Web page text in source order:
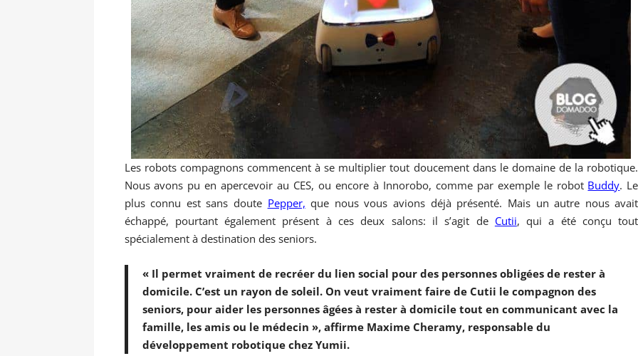
Les robots compagnons commencent à se multiplier tout doucement dans le domaine de la robotique.
Nous avons pu en apercevoir au CES, ou encore à Innorobo, comme par exemple le robot Buddy. Le
plus connu est sans doute Pepper, que nous vous avions déjà présenté. Mais un autre nous avait
échappé, pourtant également présent à ces deux salons: il s’agit de Cutii, qui a été conçu tout
spécialement à destination des seniors.
« Il permet vraiment de recréer du lien social pour des personnes obligées de rester à
domicile. C’est un rayon de soleil. On veut vraiment faire de Cutii le compagnon des
seniors, pour aider les personnes âgées à rester à domicile tout en communicant avec la
famille, les amis ou le médecin », affirme Maxime Cheramy, responsable du
développement robotique chez Yumii.